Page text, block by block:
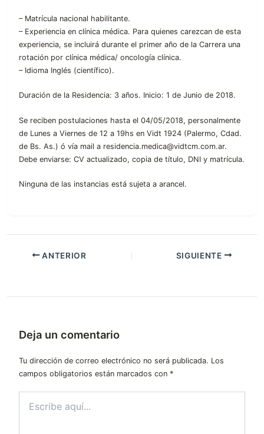
– Matrícula nacional habilitante.
– Experiencia en clínica médica. Para quienes carezcan de esta
experiencia, se incluirá durante el primer año de la Carrera una
rotación por clínica médica/ oncología clínica.
– Idioma Inglés (científico).
Duración de la Residencia: 3 años. Inicio: 1 de Junio de 2018.
Se reciben postulaciones hasta el 04/05/2018, personalmente
de Lunes a Viernes de 12 a 19hs en Vidt 1924 (Palermo, Cdad.
de Bs. As.) ó vía mail a residencia.medica@vidtcm.com.ar.
Debe enviarse: CV actualizado, copia de título, DNI y matrícula.
Ninguna de las instancias está sujeta a arancel.
ANTERIOR SIGUIENTE
Deja un comentario
Tu dirección de correo electrónico no será publicada. Los
campos obligatorios están marcados con *
aquí...